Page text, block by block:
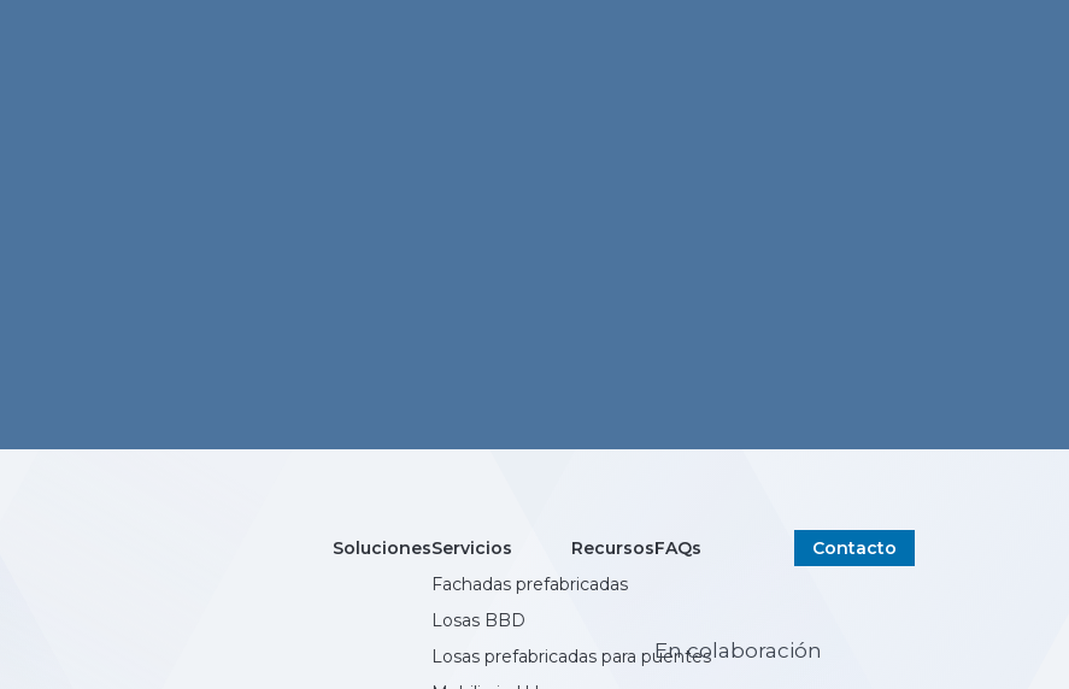
SolucionesServicios
Fachadas prefabricadas
Losas BBD
Losas prefabricadas para puentes
RecursosFAQs Contacto
En colaboración